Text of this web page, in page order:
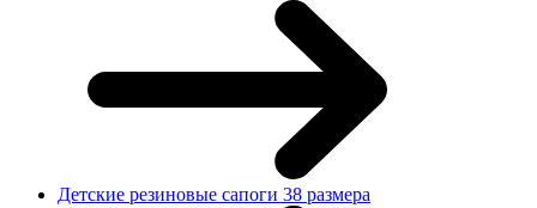
Детские резиновые сапоги 38 размера